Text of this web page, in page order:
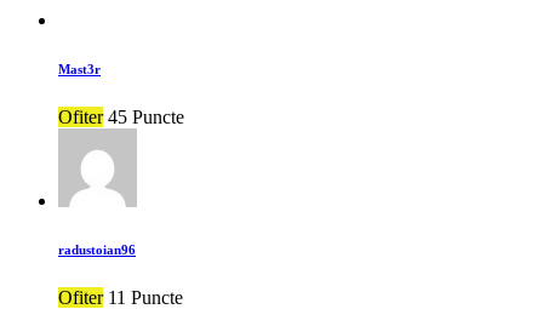
Mast3r
Ofiter 45 Puncte
radustoian96
Ofiter 11 Puncte